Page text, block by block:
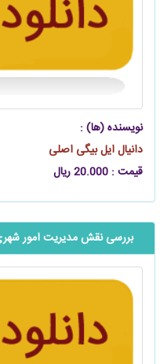
نویسنده (ها) :
دانیال ایل بیگی اصلی
قیمت : 20.000 ریال
بررسی نقش مدیریت امور